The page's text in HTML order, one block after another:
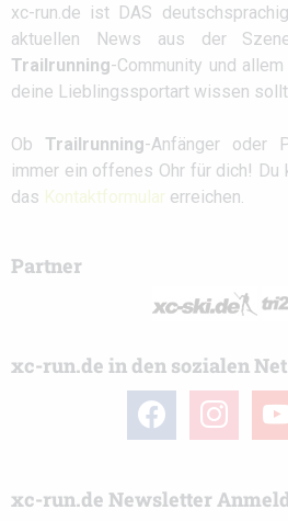
xc-run.de ist DAS
aktuellen News aus der
Trailrunning-Community und
deine Lieblingssportart wissen
Ob Trailrunning-Anfänger oder
immer ein offenes Ohr für dich! Du
das Kontaktformular erreichen.
Partner
xc-run.de in den sozialen
facebook instagram
xc-run.de Newsletter